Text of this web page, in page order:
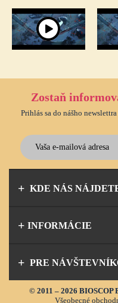
Zostaň
Prihlás sa do nášho
KDE NÁS
INFORMÁCIE
PRE
© 2011 – 2026 BIOSCOP
Všeobecné